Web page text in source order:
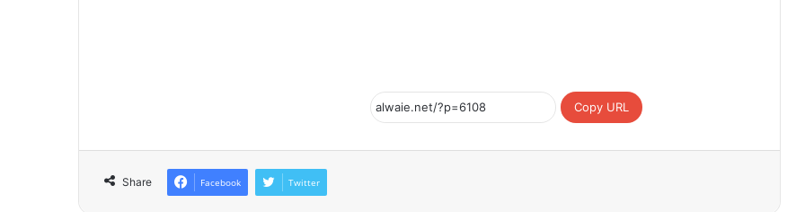
Copy URL
Share Facebook Twitter